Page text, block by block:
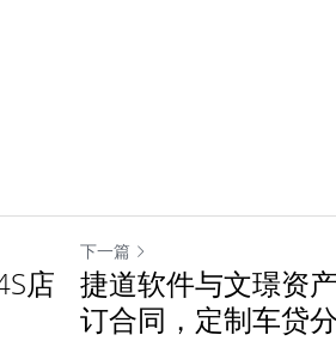
店
下一篇
捷道软件与文璟资
订合同，定制车贷